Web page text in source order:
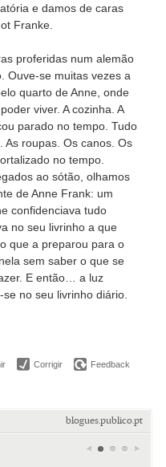
e damos de caras
Franke.
proferidas num alemão
Ouve-se muitas vezes a
quarto de Anne, onde
viver. A cozinha. A
parado no tempo. Tudo
As roupas. Os canos. Os
no tempo.
ao sótão, olhamos
de Anne Frank: um
confidenciava tudo
no seu livrinho a que
que a preparou para o
sem saber o que se
E então… a luz
no seu livrinho diário.
Corrigir Feedback
blogues.publico.pt